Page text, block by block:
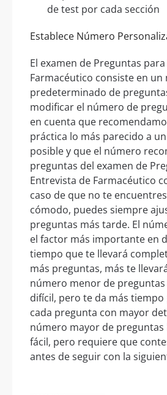
de test por cada sección
Establece Número
El examen de Preguntas
Farmacéutico consiste en un
predeterminado de
modificar el número de
en cuenta que
práctica lo más parecido a
posible y que el número
preguntas del examen de
Entrevista de Farmacéutico
caso de que no te
cómodo, puedes siempre
preguntas más tarde. El
el factor más importante en
tiempo que te llevará
más preguntas, más te
número menor de
difícil, pero te da más
cada pregunta con mayor
número mayor de
fácil, pero requiere que
antes de seguir con la